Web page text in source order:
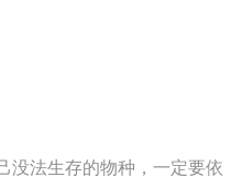
没法生存的物种，一定要依